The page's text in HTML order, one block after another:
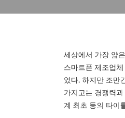
세상에서 가장 얇
스마트폰 제조업체
었다. 하지만 조만
가지고는 경쟁력
계 최초 등의 타이